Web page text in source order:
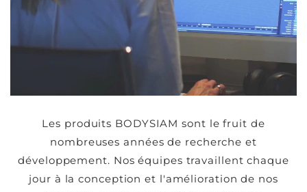
Les produits BODYSIAM sont le fruit de
nombreuses années de recherche et
développement. Nos équipes travaillent chaque
jour à la conception et l'amélioration de nos